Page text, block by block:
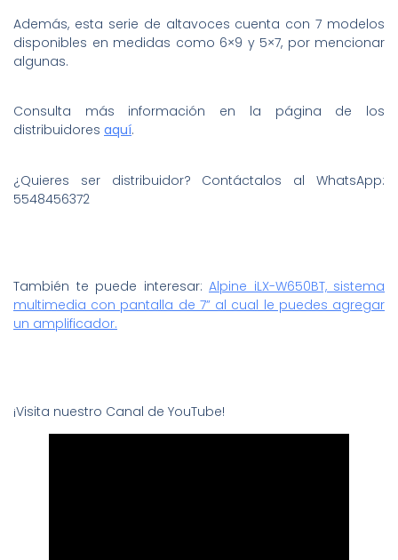
Además, esta serie de altavoces cuenta con 7 modelos
disponibles en medidas como 6×9 y 5×7, por mencionar
algunas.
Consulta más información en la página de los
distribuidores aquí.
¿Quieres ser distribuidor? Contáctalos al WhatsApp:
5548456372
También te puede interesar: Alpine iLX-W650BT, sistema
multimedia con pantalla de 7” al cual le puedes agregar
un amplificador.
¡Visita nuestro Canal de YouTube!